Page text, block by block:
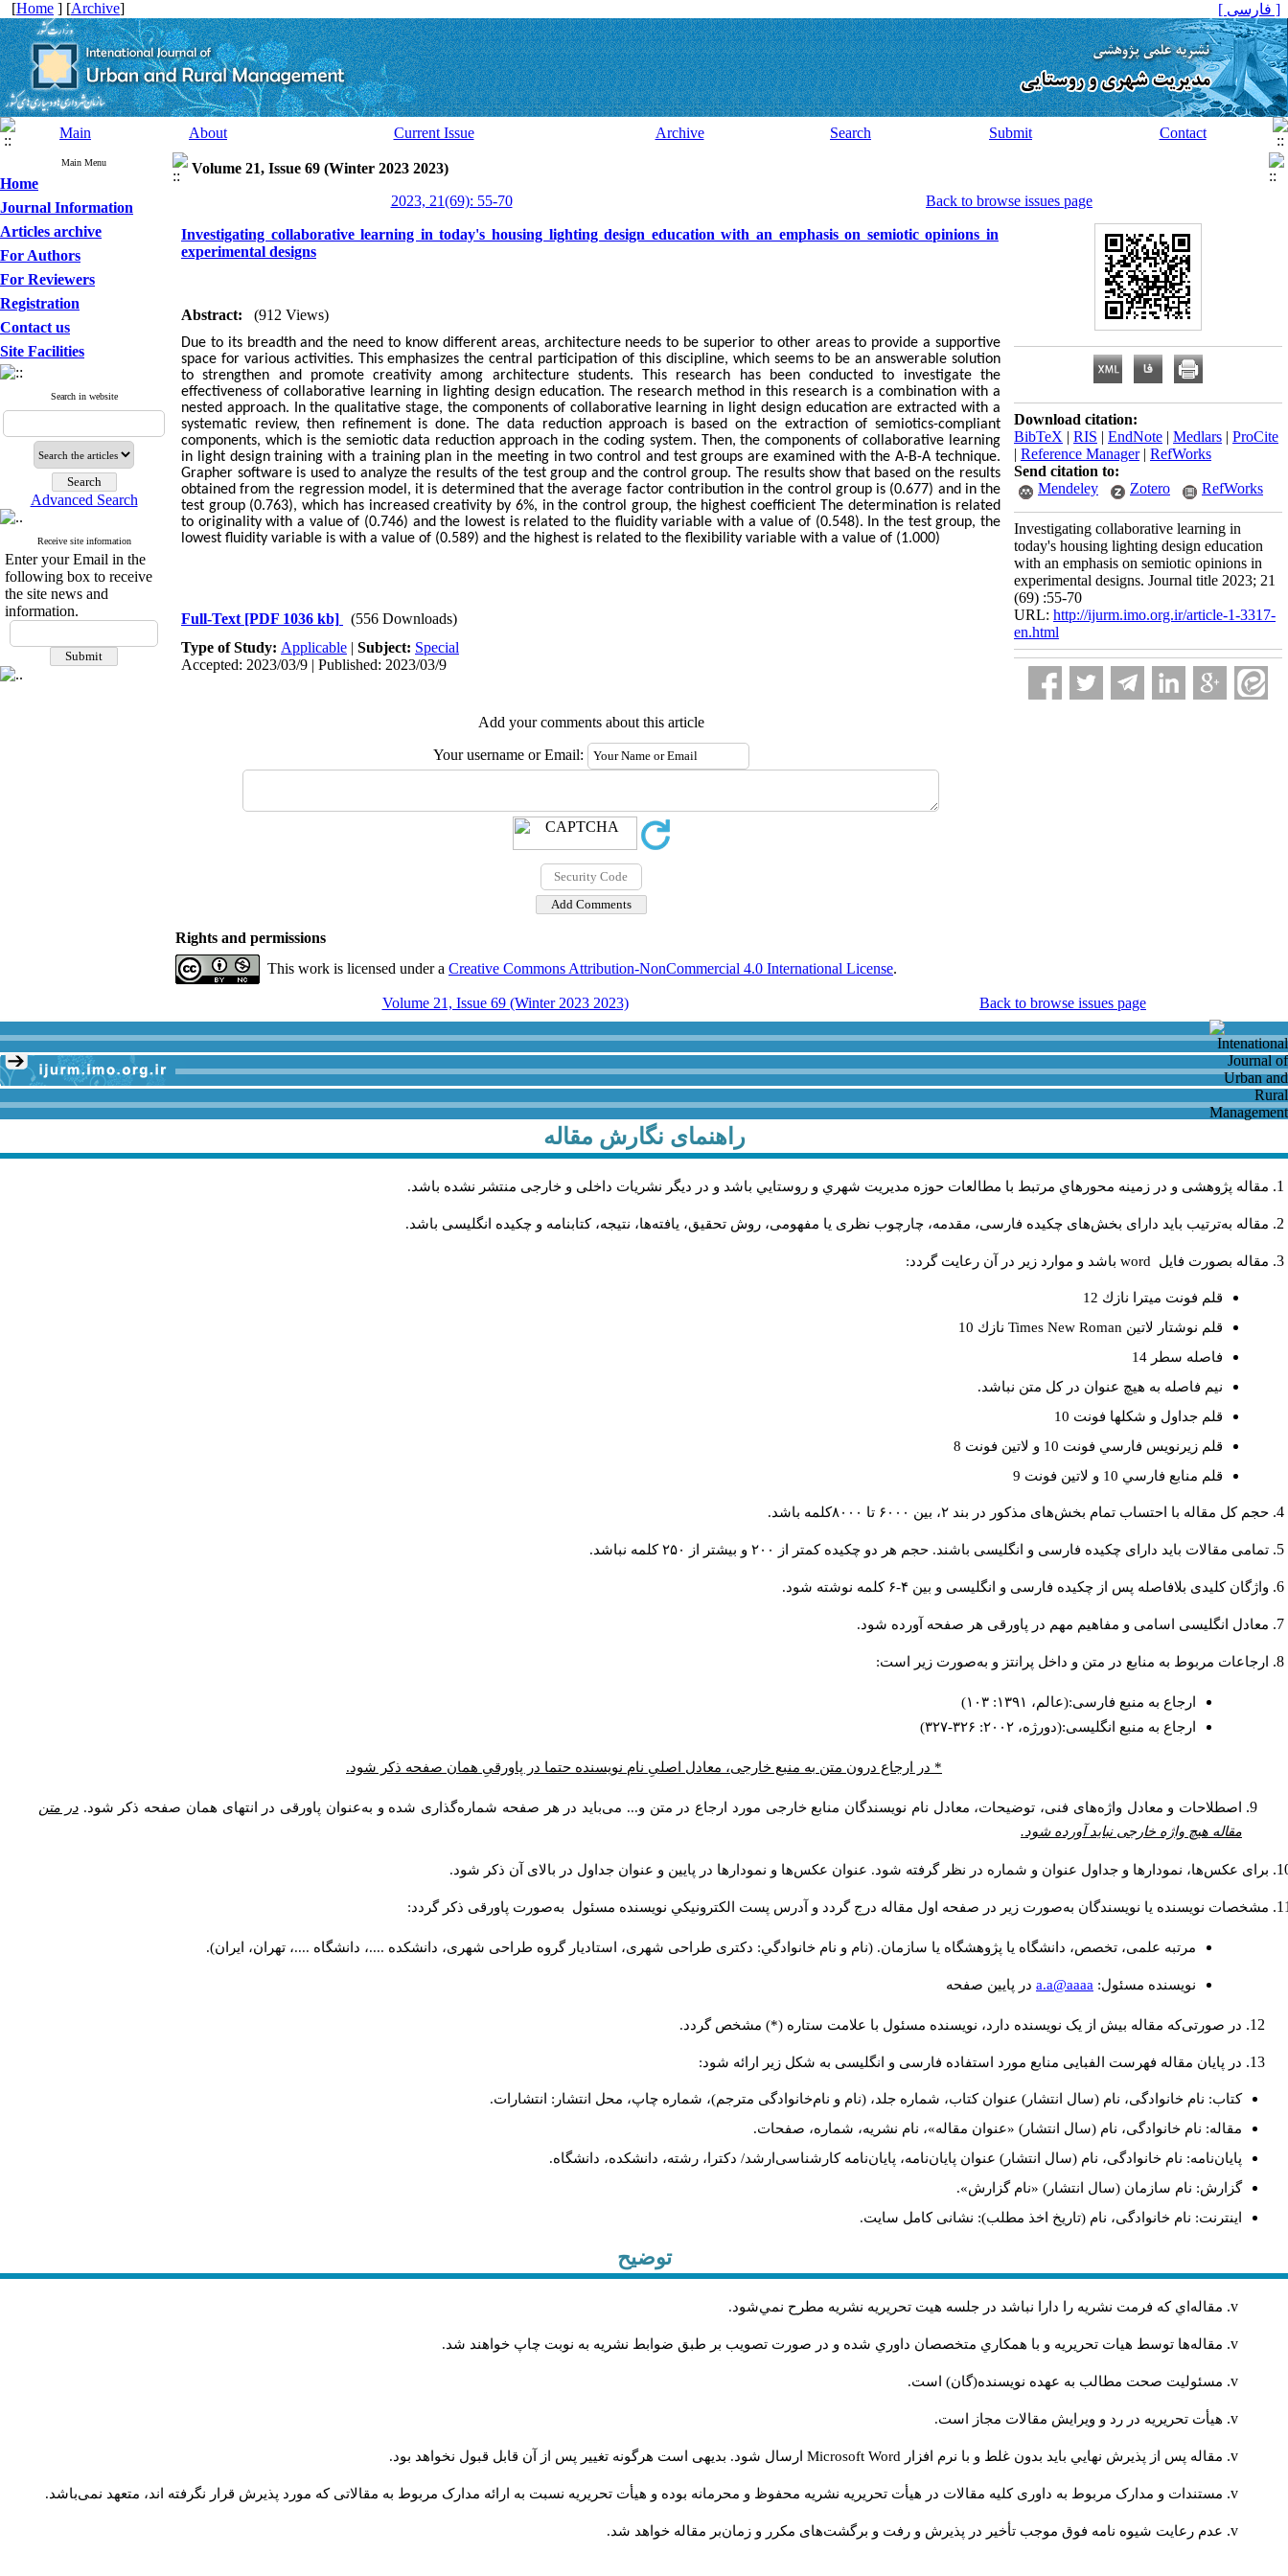
[Home ] [Archive] [ فارسی ]
Main About Current Issue Archive Search Submit Contact
Main Menu
Home
Journal Information
Articles archive
For Authors
For Reviewers
Registration
Contact us
Site Facilities
Search in website
Advanced Search
Receive site information
Enter your Email in the
following box to receive
the site news and
information.
Volume 21, Issue 69 (Winter 2023 2023)
2023, 21(69): 55-70
Back to browse issues page
Investigating collaborative learning in today's housing lighting design education with an emphasis on semiotic opinions in
experimental designs
Abstract: (912 Views)
Due to its breadth and the need to know different areas, architecture needs to be superior to other areas to provide a supportive
space for various activities. This emphasizes the central participation of this discipline, which seems to be an answerable solution
to strengthen and promote creativity among architecture students. This research has been conducted to investigate the
effectiveness of collaborative learning in lighting design education. The research method in this research is a combination with a
nested approach. In the qualitative stage, the components of collaborative learning in light design education are extracted with a
systematic review, then refinement is done. The data reduction approach is based on the extraction of semiotics-compliant
components, which is the semiotic data reduction approach in the coding system. Then, the components of collaborative learning
in light design training with a training plan in the meeting in two control and test groups are examined with the A-B-A technique.
Grapher software is used to analyze the results of the test group and the control group. The results show that based on the results
obtained from the regression model, it is determined that the average factor contribution in the control group is (0.677) and in the
test group (0.763), which has increased creativity by 6%, in the control group, the highest coefficient The determination is related
to originality with a value of (0.746) and the lowest is related to the fluidity variable with a value of (0.548). In the test group, the
lowest fluidity variable is with a value of (0.589) and the highest is related to the flexibility variable with a value of (1.000)
Full-Text [PDF 1036 kb]
(556 Downloads)
Type of Study: Applicable | Subject: Special
Accepted: 2023/03/9 | Published: 2023/03/9
Add your comments about this article
Your username or Email:
Download citation:
BibTeX | RIS | EndNote | Medlars | ProCite
| Reference Manager| RefWorks
Send citation to:
Mendeley
Zotero RefWorks
Investigating collaborative learning in
today's housing lighting design education
with an emphasis on semiotic opinions in
experimental designs. Journal title 2023; 21
(69) :55-70
URL: http://ijurm.imo.org.ir/article-1-3317-
en.html
Rights and permissions
This work is licensed under a Creative Commons Attribution-NonCommercial 4.0 International License.
Volume 21, Issue 69 (Winter 2023 2023) Back to browse issues page
راهنمای نگارش مقاله
مقاله پژوهشی و در زمینه محورهاي مرتبط با مطالعات حوزه مديريت شهري و روستايي باشد و در دیگر نشریات داخلی و خارجی منتشر نشده باشد.
مقاله به‌ترتیب باید دارای بخش‌های چکیده فارسی، مقدمه، چارچوب نظری یا مفهومی، روش تحقیق، یافته‌ها، نتیجه، کتابنامه و چکیده انگلیسی باشد.
مقاله بصورت فايل word باشد و موارد زير در آن رعايت گردد:
قلم فونت ميترا نازك 12
قلم نوشتار لاتين Times New Roman نازك 10
فاصله سطر 14
نيم فاصله به هيچ عنوان در كل متن نباشد.
قلم جداول و شكلها فونت 10
قلم زيرنويس فارسي فونت 10 و لاتين فونت 8
قلم منابع فارسي 10 و لاتين فونت 9
حجم کل مقاله با احتساب تمام بخش‌های مذکور در بند ۲، بین ۶۰۰۰ تا ۸۰۰۰کلمه باشد.
تمامی مقالات باید دارای چکیده فارسی و انگلیسی باشند. حجم هر دو چکیده کمتر از ۲۰۰ و بیشتر از ۲۵۰ کلمه نباشد.
واژگان کلیدی بلافاصله پس از چکیده فارسی و انگلیسی و بین ۴-۶ کلمه نوشته شود.
معادل انگلیسی اسامی و مفاهیم مهم در پاورقی هر صفحه آورده شود.
ارجاعات مربوط به منابع در متن و داخل پرانتز و به‌صورت زیر است:
ارجاع به منبع فارسی:(عالم، ۱۳۹۱: ۱۰۳)
ارجاع به منبع انگلیسی:(دورژه، ۲۰۰۲: ۳۲۶-۳۲۷)
* در ارجاع درون متن به منبع خارجی، معادل اصلیِ نام نویسنده حتما در پاورقیِ همان صفحه ذکر شود.
اصطلاحات و معادل واژه‌های فنی، توضیحات، معادل نام نویسندگان منابع خارجی مورد ارجاع در متن و... می‌باید در هر صفحه شماره‌گذاری شده و به‌عنوان پاورقی در انتهای همان صفحه ذکر شود. در متن
مقاله هیچ واژه خارجی نباید آورده شود.
برای عکس‌ها، نمودارها و جداول عنوان و شماره در نظر گرفته شود. عنوان عکس‌ها و نمودارها در پایین و عنوان جداول در بالای آن ذکر شود.
مشخصات نویسنده یا نویسندگان به‌صورت زیر در صفحه اول مقاله درج گردد و آدرس پست الكترونيكي نويسنده مسئول به‌صورت پاورقی ذکر گردد:
مرتبه علمی، تخصص، دانشگاه یا پژوهشگاه یا سازمان. (نام و نام خانوادگي: دکتری طراحی شهری، استادیار گروه طراحی شهری، دانشکده ....، دانشگاه ....، تهران، ایران).
نويسنده مسئول: a.a@aaaa در پايين صفحه
در صورتی‌که مقاله بیش از یک نویسنده دارد، نویسنده مسئول با علامت ستاره (*) مشخص گردد.
در پایان مقاله فهرست الفبایی منابع مورد استفاده فارسی و انگلیسی به شکل زیر ارائه شود:
کتاب: نام خانوادگی، نام (سال انتشار) عنوان کتاب، شماره جلد، (نام و نام‌خانوادگی مترجم)، شماره چاپ، محل انتشار: انتشارات.
مقاله: نام خانوادگی، نام (سال انتشار) «عنوان مقاله»، نام نشریه، شماره، صفحات.
پایان‌نامه: نام خانوادگی، نام (سال انتشار) عنوان پایان‌نامه، پایان‌نامه کارشناسی‌ارشد/ دکترا، رشته، دانشکده، دانشگاه.
گزارش: نام سازمان (سال انتشار) «نام گزارش».
اینترنت: نام خانوادگی، نام (تاریخ اخذ مطلب): نشانی کامل سایت.
توضیح
مقاله‌اي كه فرمت نشريه را دارا نباشد در جلسه هيت تحريريه نشريه مطرح نمي‌شود.
مقاله‌ها توسط هیات تحريريه و با همکاري متخصصان داوري شده و در صورت تصويب بر طبق ضوابط نشريه به نوبت چاپ خواهند شد.
مسئوليت صحت مطالب به عهده نويسنده(گان) است.
هيأت تحريريه در رد و ويرايش مقالات مجاز است.
مقاله پس از پذيرش نهايي باید بدون غلط و با نرم افزار Microsoft Word ارسال شود. بدیهی است هرگونه تغییر پس از آن قابل قبول نخواهد بود.
مستندات و مدارک مربوط به داوری کلیه مقالات در هیأت تحریریه نشریه محفوظ و محرمانه بوده و هیأت تحریریه نسبت به ارائه مدارک مربوط به مقالاتی که مورد پذیرش قرار نگرفته اند، متعهد نمی‌باشد.
عدم رعایت شیوه نامه فوق موجب تأخیر در پذیرش و رفت و برگشت‌‌های مکرر و زمان‌بر مقاله خواهد شد.